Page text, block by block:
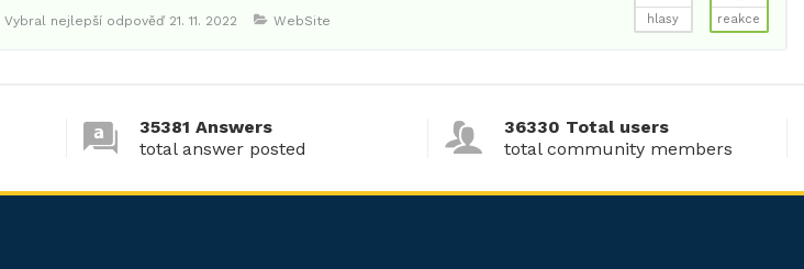
hlasy reakce
Vybral nejlepší odpověď 21. 11. 2022 WebSite
35381 Answers
total answer posted
36330 Total users
total community members